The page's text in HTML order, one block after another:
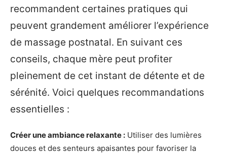
recommandent certaines pratiques qui
peuvent grandement améliorer l’expérience
de massage postnatal. En suivant ces
conseils, chaque mère peut profiter
pleinement de cet instant de détente et de
sérénité. Voici quelques recommandations
essentielles :
Créer une ambiance relaxante : Utiliser des lumières
douces et des senteurs apaisantes pour favoriser la